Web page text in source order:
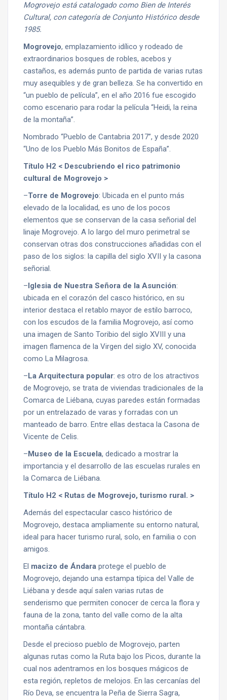
Mogrovejo está catalogado como Bien de Interés
Cultural, con categoría de Conjunto Histórico desde
1985.
Mogrovejo, emplazamiento idílico y rodeado de
extraordinarios bosques de robles, acebos y
castaños, es además punto de partida de varias rutas
muy asequibles y de gran belleza. Se ha convertido en
“un pueblo de película”, en el año 2016 fue escogido
como escenario para rodar la película “Heidi, la reina
de la montaña”.
Nombrado “Pueblo de Cantabria 2017”, y desde 2020
“Uno de los Pueblo Más Bonitos de España”.
Título H2 < Descubriendo el rico patrimonio
cultural de Mogrovejo >
–Torre de Mogrovejo: Ubicada en el punto más
elevado de la localidad, es uno de los pocos
elementos que se conservan de la casa señorial del
linaje Mogrovejo. A lo largo del muro perimetral se
conservan otras dos construcciones añadidas con el
paso de los siglos: la capilla del siglo XVII y la casona
señorial.
–Iglesia de Nuestra Señora de la Asunción:
ubicada en el corazón del casco histórico, en su
interior destaca el retablo mayor de estilo barroco,
con los escudos de la familia Mogrovejo, así como
una imagen de Santo Toribio del siglo XVIII y una
imagen flamenca de la Virgen del siglo XV, conocida
como La Milagrosa.
–La Arquitectura popular: es otro de los atractivos
de Mogrovejo, se trata de viviendas tradicionales de la
Comarca de Liébana, cuyas paredes están formadas
por un entrelazado de varas y forradas con un
manteado de barro. Entre ellas destaca la Casona de
Vicente de Celis.
–Museo de la Escuela, dedicado a mostrar la
importancia y el desarrollo de las escuelas rurales en
la Comarca de Liébana.
Título H2 < Rutas de Mogrovejo, turismo rural. >
Además del espectacular casco histórico de
Mogrovejo, destaca ampliamente su entorno natural,
ideal para hacer turismo rural, solo, en familia o con
amigos.
El macizo de Ándara protege el pueblo de
Mogrovejo, dejando una estampa típica del Valle de
Liébana y desde aquí salen varias rutas de
senderismo que permiten conocer de cerca la flora y
fauna de la zona, tanto del valle como de la alta
montaña cántabra.
Desde el precioso pueblo de Mogrovejo, parten
algunas rutas como la Ruta bajo los Picos, durante la
cual nos adentramos en los bosques mágicos de
esta región, repletos de melojos. En las cercanías del
Río Deva, se encuentra la Peña de Sierra Sagra,